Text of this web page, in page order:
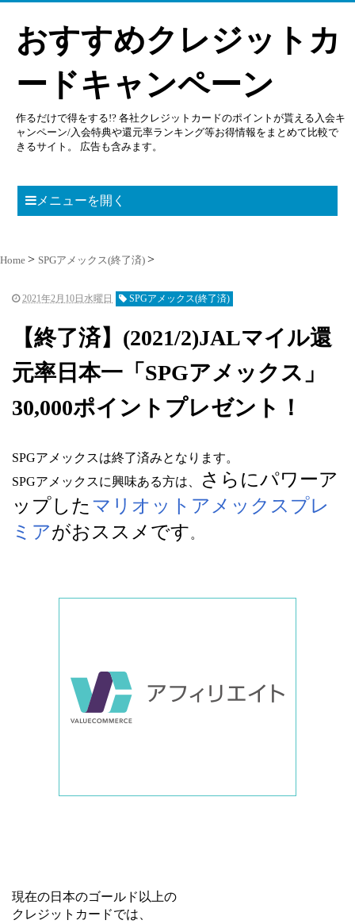
おすすめクレジットカ
ードキャンペーン
作るだけで得をする!? 各社クレジットカードのポイントが貰える入会キ
ャンペーン/入会特典や還元率ランキング等お得情報をまとめて比較で
きるサイト。 広告も含みます。
メニューを開く
Home SPGアメックス(終了済)
2021年2月10日水曜日 SPGアメックス(終了済)
【終了済】(2021/2)JALマイル還
元率日本一「SPGアメックス」
30,000ポイントプレゼント！
SPGアメックスは終了済みとなります。
SPGアメックスに興味ある方は、
さらにパワーア
ップした マリオットアメックスプレ
ミアがおススメです 。
現在の日本のゴールド以上の
クレジットカードでは、